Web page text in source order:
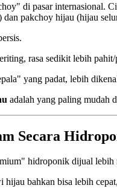
di pasar internasional.
pakchoy hijau (hijau
rasa sedikit lebih
yang padat, lebih
adalah yang paling mudah
Secara
hidroponik dijual
hijau bahkan bisa lebih